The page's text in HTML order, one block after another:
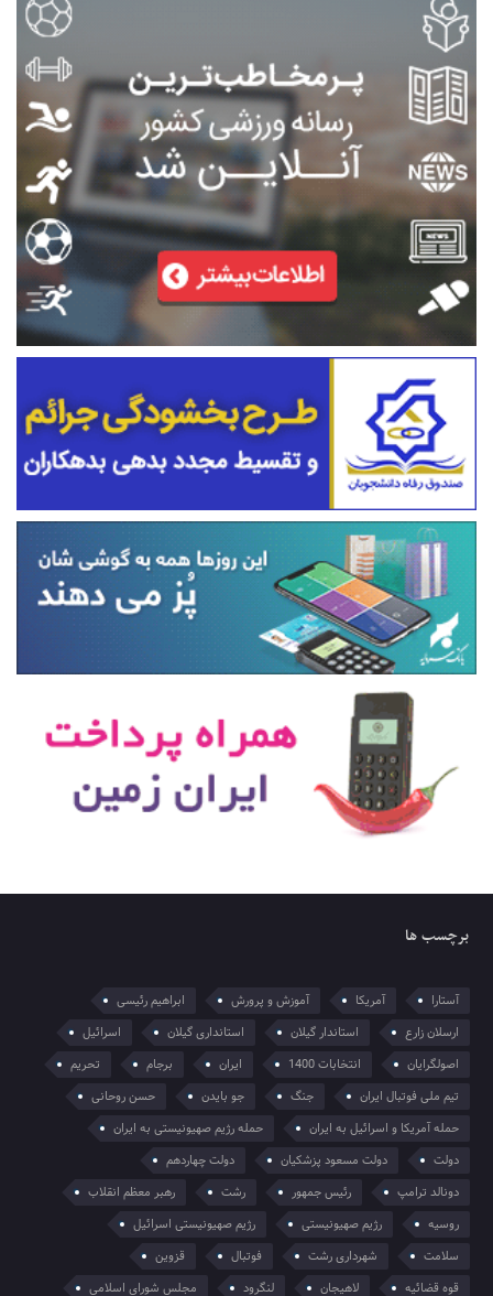
برچسب ها
آستارا آمریکا آموزش و پرورش
ابراهیم رئیسی
ارسلان زارع
استاندار گیلان استانداری گیلان
اسرائیل
اصولگرایان
انتخابات 1400 ایران برجام
تحریم
تیم ملی فوتبال ایران
جنگ جو بایدن
حسن روحانی
حمله آمریکا و اسرائیل به ایران
حمله رژیم صهیونیستی به ایران
دولت
دولت مسعود پزشکیان
دولت چهاردهم
دونالد ترامپ
رئیس جمهور رشت
رهبر معظم انقلاب
روسیه
رژیم صهیونیستی
رژیم صهیونیستی اسرائیل
سلامت
شهرداری رشت فوتبال
قزوین
قوه قضائیه
لاهیجان لنگرود مجلس شورای اسلامی